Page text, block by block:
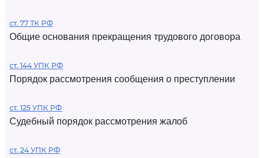
ст. 77 ТК РФ
Общие основания прекращения трудового договора
ст. 144 УПК РФ
Порядок рассмотрения сообщения о преступлении
ст. 125 УПК РФ
Судебный порядок рассмотрения жалоб
ст. 24 УПК РФ